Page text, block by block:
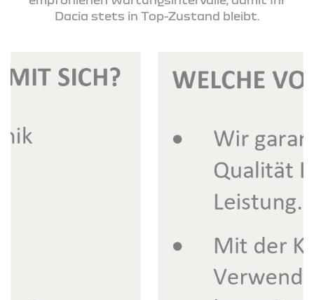
Dacia stets in Top-Zustand bleibt.